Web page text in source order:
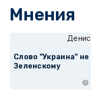
Мнения
Слово "Украина"
Зеленскому